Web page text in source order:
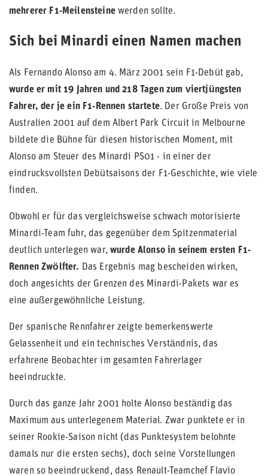
mehrerer F1-Meilensteinewerden sollte.
Sich bei Minardi einen Namen machen
Als Fernando Alonso am 4. März 2001 sein F1-Debüt gab,
wurde er mit 19 Jahren und 218 Tagen zum viertjüngsten
Fahrer, der je ein F1-Rennen startete. Der Große Preis von
Australien 2001 auf dem Albert Park Circuit in Melbourne
bildete die Bühne für diesen historischen Moment, mit
Alonso am Steuer des Minardi PS01 - in einer der
eindrucksvollsten Debütsaisons der F1-Geschichte, wie viele
finden.
Obwohl er für das vergleichsweise schwach motorisierte
Minardi-Team fuhr, das gegenüber dem Spitzenmaterial
deutlich unterlegen war,wurde Alonso in seinem ersten F1-
Rennen Zwölfter. Das Ergebnis mag bescheiden wirken,
doch angesichts der Grenzen des Minardi-Pakets war es
eine außergewöhnliche Leistung.
Der spanische Rennfahrer zeigte bemerkenswerte
Gelassenheit und ein technisches Verständnis, das
erfahrene Beobachter im gesamten Fahrerlager
beeindruckte.
Durch das ganze Jahr 2001 holte Alonso beständig das
Maximum aus unterlegenem Material. Zwar punktete er in
seiner Rookie-Saison nicht (das Punktesystem belohnte
damals nur die ersten sechs), doch seine Vorstellungen
waren so beeindruckend, dass Renault-Teamchef Flavio